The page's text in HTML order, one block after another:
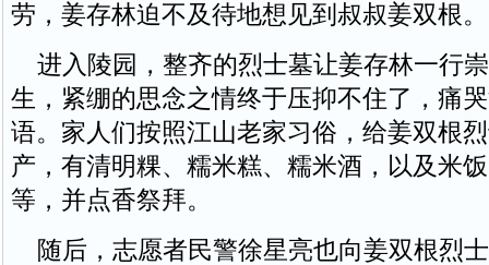
劳，姜存林迫不及待地想见到叔叔姜双根。
进入陵园，整齐的烈士墓让姜存林一行
生，紧绷的思念之情终于压抑不住了，痛
语。家人们按照江山老家习俗，给姜双根
产，有清明粿、糯米糕、糯米酒，以及米
等，并点香祭拜。
随后，志愿者民警徐星亮也向姜双根烈